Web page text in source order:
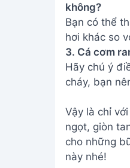
không?
Bạn có thể
hơi khác so
3. Cá cơm
Hãy chú ý
cháy, bạn
Vậy là chỉ
ngọt, giòn
cho những
này nhé!